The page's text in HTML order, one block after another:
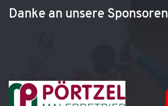
Danke an unsere Sponsoren